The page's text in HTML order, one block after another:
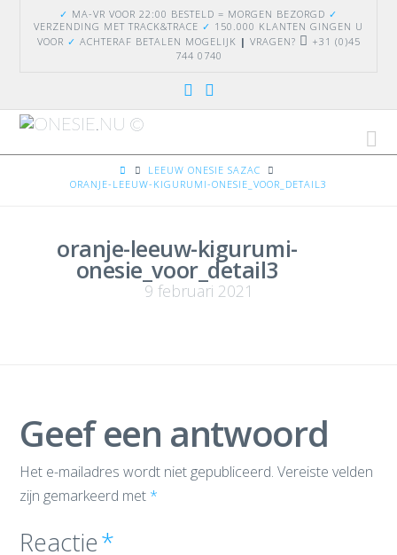
✓ MA-VR VOOR 22:00 BESTELD = MORGEN BEZORGD ✓
VERZENDING MET TRACK&TRACE ✓ 150.000 KLANTEN GINGEN U
VOOR ✓ ACHTERAF BETALEN MOGELIJK | VRAGEN?
+31 (0)45
744 0740
HOMELEEUW ONESIE SAZAC
ORANJE-LEEUW-KIGURUMI-ONESIE_VOOR_DETAIL3
oranje-leeuw-kigurumi-
onesie_voor_detail3
9 februari 2021
Geef een antwoord
Het e-mailadres wordt niet gepubliceerd. Vereiste velden
zijn gemarkeerd met *
Reactie*